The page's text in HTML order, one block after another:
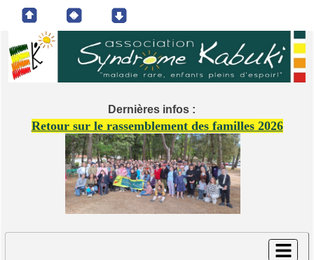
Dernières infos :
Retour sur le rassemblement des familles 2026